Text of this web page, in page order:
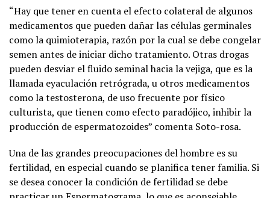
“Hay que tener en cuenta el efecto colateral de algunos
medicamentos que pueden dañar las células germinales
como la quimioterapia, razón por la cual se debe congelar
semen antes de iniciar dicho tratamiento. Otras drogas
pueden desviar el fluido seminal hacia la vejiga, que es la
llamada eyaculación retrógrada, u otros medicamentos
como la testosterona, de uso frecuente por físico
culturista, que tienen como efecto paradójico, inhibir la
producción de espermatozoides” comenta Soto-rosa.
Una de las grandes preocupaciones del hombre es su
fertilidad, en especial cuando se planifica tener familia. Si
se desea conocer la condición de fertilidad se debe